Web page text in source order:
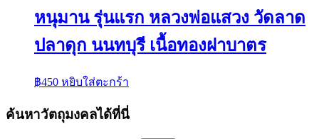
หนุมาน รุ่นแรก หลวงพ่อแสวง วัดลาด
ปลาดุก นนทบุรี เนื้อทองฝาบาตร
฿450 หยิบใส่ตะกร้า
ค้นหาวัตถุมงคลได้ที่นี่